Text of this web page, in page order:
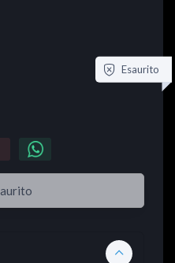
Esaurito